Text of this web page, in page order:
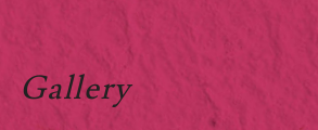
Gallery